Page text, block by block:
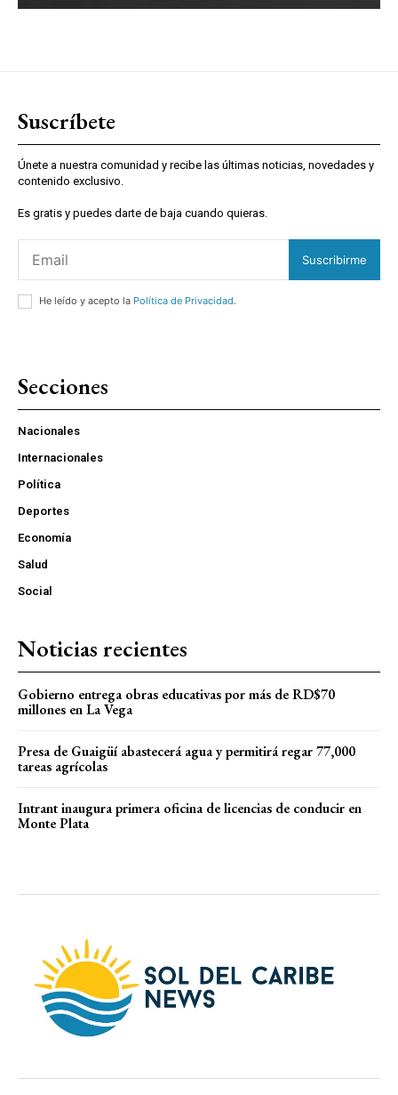
Suscríbete
Únete a nuestra comunidad y recibe las últimas noticias, novedades y
contenido exclusivo.
Es gratis y puedes darte de baja cuando quieras.
Suscribirme
He leído y acepto la Política de Privacidad.
Secciones
Nacionales
Internacionales
Política
Deportes
Economía
Salud
Social
Noticias recientes
Gobierno entrega obras educativas por más de RD$70
millones en La Vega
Presa de Guaigüí abastecerá agua y permitirá regar 77,000
tareas agrícolas
Intrant inaugura primera oficina de licencias de conducir en
Monte Plata